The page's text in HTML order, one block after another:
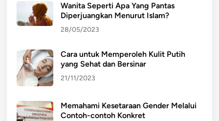
Wanita Seperti Apa Yang Pantas
Diperjuangkan Menurut Islam?
28/05/2023
Cara untuk Memperoleh Kulit Putih
yang Sehat dan Bersinar
21/11/2023
Memahami Kesetaraan Gender Melalui
Contoh-contoh Konkret